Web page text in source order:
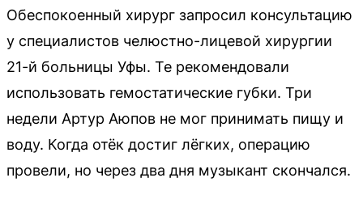
Обеспокоенный хирург запросил консультацию
у специалистов челюстно-лицевой хирургии
21-й больницы Уфы. Те рекомендовали
использовать гемостатические губки. Три
недели Артур Аюпов не мог принимать пищу и
воду. Когда отёк достиг лёгких, операцию
провели, но через два дня музыкант скончался.